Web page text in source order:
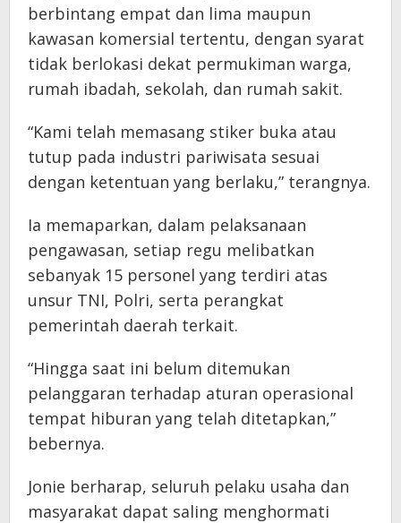
berbintang empat dan lima maupun
kawasan komersial tertentu, dengan syarat
tidak berlokasi dekat permukiman warga,
rumah ibadah, sekolah, dan rumah sakit.
“Kami telah memasang stiker buka atau
tutup pada industri pariwisata sesuai
dengan ketentuan yang berlaku,” terangnya.
Ia memaparkan, dalam pelaksanaan
pengawasan, setiap regu melibatkan
sebanyak 15 personel yang terdiri atas
unsur TNI, Polri, serta perangkat
pemerintah daerah terkait.
“Hingga saat ini belum ditemukan
pelanggaran terhadap aturan operasional
tempat hiburan yang telah ditetapkan,”
bebernya.
Jonie berharap, seluruh pelaku usaha dan
masyarakat dapat saling menghormati